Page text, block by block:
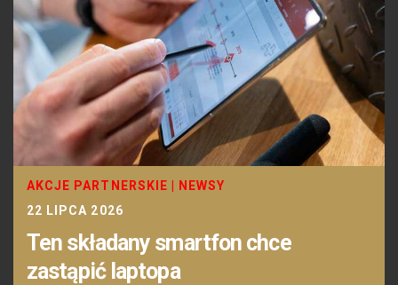
AKCJE PARTNERSKIE
NEWSY
22 LIPCA 2026
Ten składany smartfon chce
zastąpić laptopa